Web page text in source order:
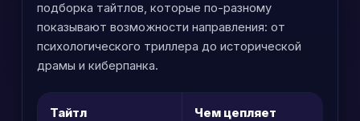
подборка тайтлов, которые по-разному
показывают возможности направления: от
психологического триллера до исторической
драмы и киберпанка.
Тайтл Чем цепляет